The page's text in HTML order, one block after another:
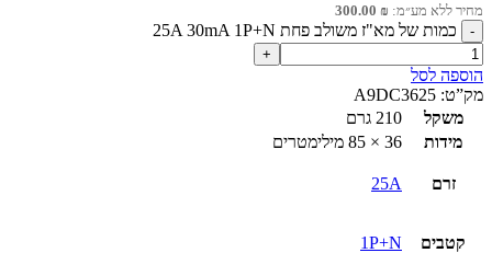
מחיר ללא מע״מ: 300.00 ₪
כמות של מא"ז משולב פחת 25A 30mA 1P+N
הוספה לסל
מק”ט: A9DC3625
משקל
210 גרם
מידות
36 × 85 מילימטרים
זרם 25A
קטבים 1P+N